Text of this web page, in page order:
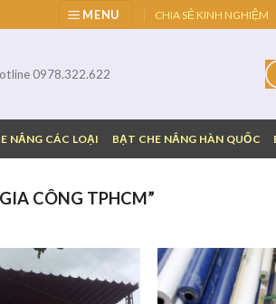
MENU CHIA SẺ KINH NGHIỆM
0978.322.622
NẮNG CÁC LOẠI BẠT CHE NẮNG HÀN QUỐC
CÔNG TPHCM”